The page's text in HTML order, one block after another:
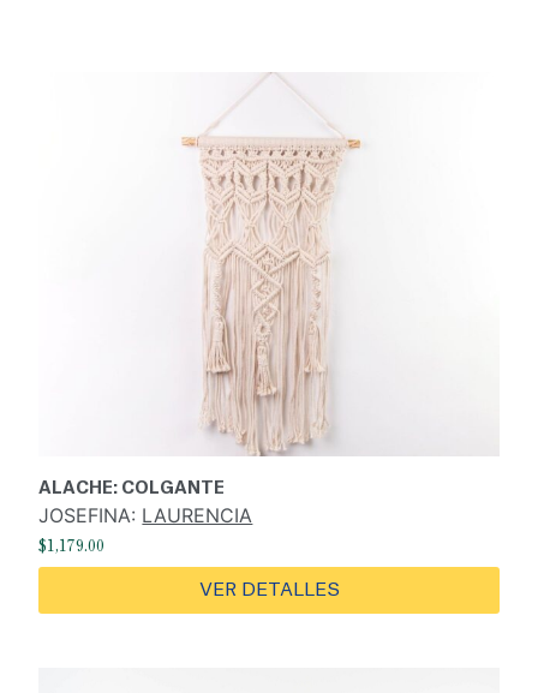
ALACHE: COLGANTE
JOSEFINA: LAURENCIA
$1,179.00
VER DETALLES